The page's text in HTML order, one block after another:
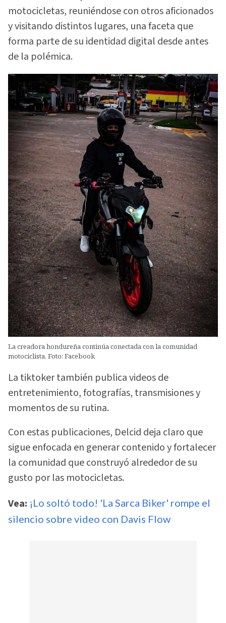
motocicletas, reuniéndose con otros aficionados
y visitando distintos lugares, una faceta que
forma parte de su identidad digital desde antes
de la polémica.
La creadora hondureña continúa conectada con la comunidad
motociclista. Foto: Facebook
La tiktoker también publica videos de
entretenimiento, fotografías, transmisiones y
momentos de su rutina.
Con estas publicaciones, Delcid deja claro que
sigue enfocada en generar contenido y fortalecer
la comunidad que construyó alrededor de su
gusto por las motocicletas.
Vea: ¡Lo soltó todo! 'La Sarca Biker' rompe el
silencio sobre video con Davis Flow